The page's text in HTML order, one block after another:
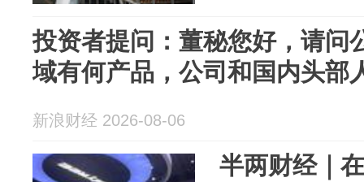
投资者提问：董秘您好，请问
域有何产品，公司和国内头部
新浪财经 2026-08-06
半两财经｜